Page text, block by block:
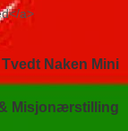
a>
Tvedt Naken Mini
Misjonærstilling